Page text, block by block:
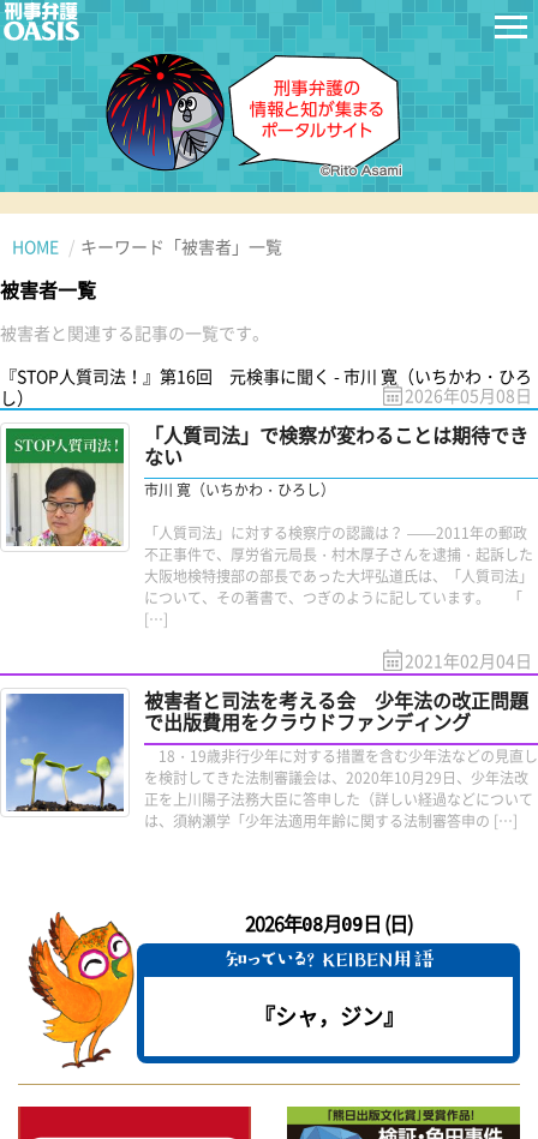
HOME キーワード「被害者」一覧
被害者一覧
被害者と関連する記事の一覧です。
『STOP人質司法！』第16回 元検事に聞く - 市川 寛（いちかわ・ひろ
し）
2026年05月08日
「人質司法」で検察が変わることは期待でき
ない
市川 寛（いちかわ・ひろし）
「人質司法」に対する検察庁の認識は？ ——2011年の郵政
不正事件で、厚労省元局長・村木厚子さんを逮捕・起訴した
大阪地検特捜部の部長であった大坪弘道氏は、「人質司法」
について、その著書で、つぎのように記しています。 「
[…]
2021年02月04日
被害者と司法を考える会 少年法の改正問題
で出版費用をクラウドファンディング
18・19歳非行少年に対する措置を含む少年法などの見直し
を検討してきた法制審議会は、2020年10月29日、少年法改
正を上川陽子法務大臣に答申した（詳しい経過などについて
は、須納瀬学「少年法適用年齢に関する法制審答申の […]
2026年08月09日 (日)
『シャ，ジン』